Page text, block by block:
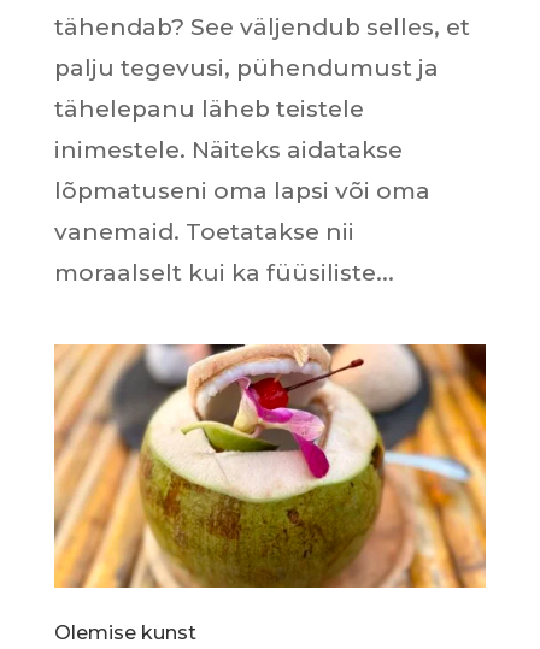
tähendab? See väljendub selles, et
palju tegevusi, pühendumust ja
tähelepanu läheb teistele
inimestele. Näiteks aidatakse
lõpmatuseni oma lapsi või oma
vanemaid. Toetatakse nii
moraalselt kui ka füüsiliste...
Olemise kunst